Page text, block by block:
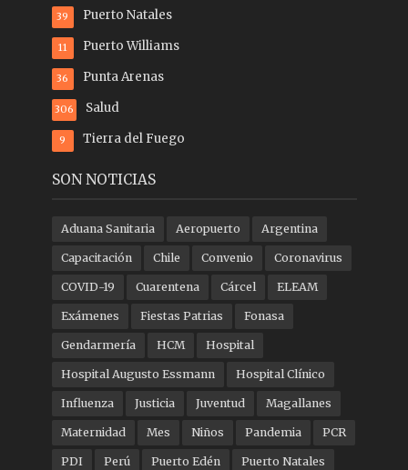
Puerto Natales
39
Puerto Williams
11
Punta Arenas
36
Salud
306
Tierra del Fuego
9
SON NOTICIAS
Aduana Sanitaria Aeropuerto Argentina
Capacitación Chile Convenio Coronavirus
COVID-19 Cuarentena Cárcel ELEAM
Exámenes Fiestas Patrias Fonasa
Gendarmería HCM Hospital
Hospital Augusto Essmann Hospital Clínico
Influenza Justicia Juventud Magallanes
Maternidad Mes Niños Pandemia PCR
PDI Perú Puerto Edén Puerto Natales